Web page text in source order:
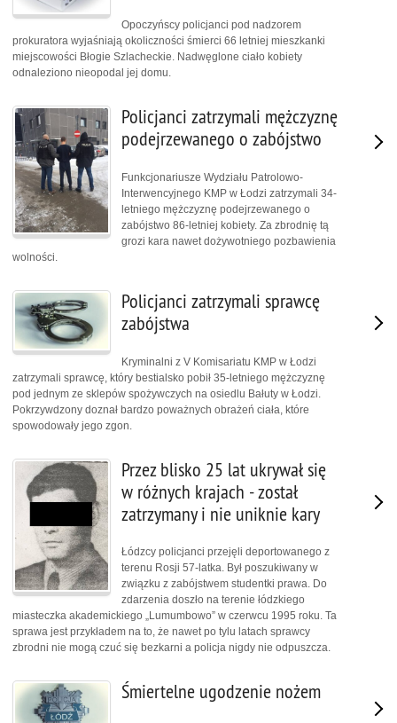
Opoczyńscy policjanci pod nadzorem
prokuratora wyjaśniają okoliczności śmierci 66 letniej mieszkanki
miejscowości Błogie Szlacheckie. Nadwęglone ciało kobiety
odnaleziono nieopodal jej domu.
Policjanci zatrzymali mężczyznę
podejrzewanego o zabójstwo
Funkcjonariusze Wydziału Patrolowo-
Interwencyjnego KMP w Łodzi zatrzymali 34-
letniego mężczyznę podejrzewanego o
zabójstwo 86-letniej kobiety. Za zbrodnię tą
grozi kara nawet dożywotniego pozbawienia
wolności.
Policjanci zatrzymali sprawcę
zabójstwa
Kryminalni z V Komisariatu KMP w Łodzi
zatrzymali sprawcę, który bestialsko pobił 35-letniego mężczyznę
pod jednym ze sklepów spożywczych na osiedlu Bałuty w Łodzi.
Pokrzywdzony doznał bardzo poważnych obrażeń ciała, które
spowodowały jego zgon.
Przez blisko 25 lat ukrywał się
w różnych krajach - został
zatrzymany i nie uniknie kary
Łódzcy policjanci przejęli deportowanego z
terenu Rosji 57-latka. Był poszukiwany w
związku z zabójstwem studentki prawa. Do
zdarzenia doszło na terenie łódzkiego
miasteczka akademickiego „Lumumbowo” w czerwcu 1995 roku. Ta
sprawa jest przykładem na to, że nawet po tylu latach sprawcy
zbrodni nie mogą czuć się bezkarni a policja nigdy nie odpuszcza.
Śmiertelne ugodzenie nożem